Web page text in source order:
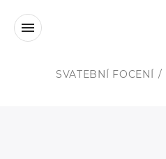
SVATEBNÍ FOCENÍ